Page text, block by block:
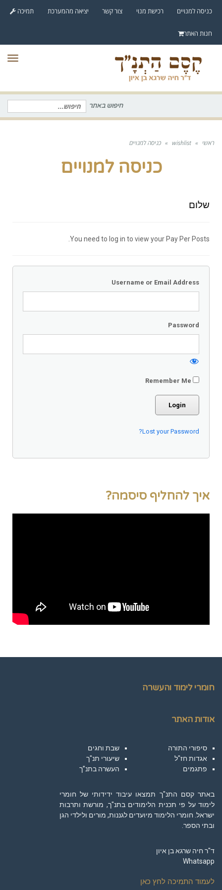
כניסה למנויים רכישת מנוי צור קשר יציאה מהמערכת תמיכה
חנות האתר
חיפוש באתר חיפוש
ראשי »
wishlist
» כניסה למנויים
כניסה למנויים
שלום
You need to log in to view your Pay Per Posts.
Username or Email Address
Password
Lost your Password?
איך להחליף סיסמה?
חומרי לימוד והעשרה
אודות האתר
סיפורי התורה
אגדות חז"ל
פתגמים
שבת וחגים
שיעורי תנ"ך
העשרה בתנ”ך
באתר קסם התנ"ך תמצאו עיבוד ידידותי של חומרי
לימוד על פי תכנית הלימודים בתנ"ך, מורשת ותרבות
ישראל. חומרי הלימוד מיועדים לגננות, מורים ולילדי הגן
ובתי הספר.
ד"ר חיה שרגא בן איון
Whatsapp
לעמוד התמיכה לחץ כאן